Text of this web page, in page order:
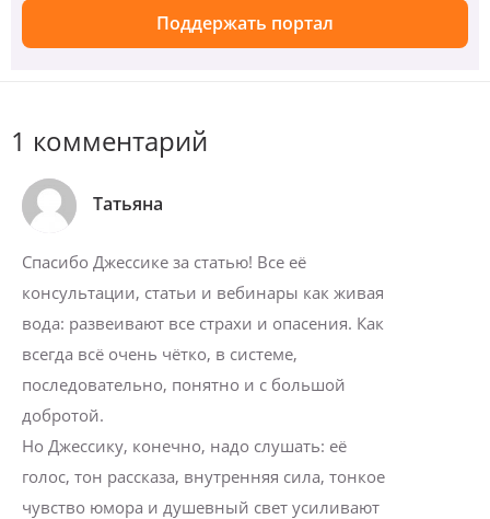
Поддержать портал
1 комментарий
Татьяна
Спасибо Джессике за статью! Все её
консультации, статьи и вебинары как живая
вода: развеивают все страхи и опасения. Как
всегда всё очень чётко, в системе,
последовательно, понятно и с большой
добротой.
Но Джессику, конечно, надо слушать: её
голос, тон рассказа, внутренняя сила, тонкое
чувство юмора и душевный свет усиливают